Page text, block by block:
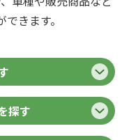
きます。
探す